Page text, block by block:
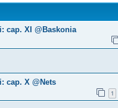
cap. XI @Baskonia
cap. X @Nets
1